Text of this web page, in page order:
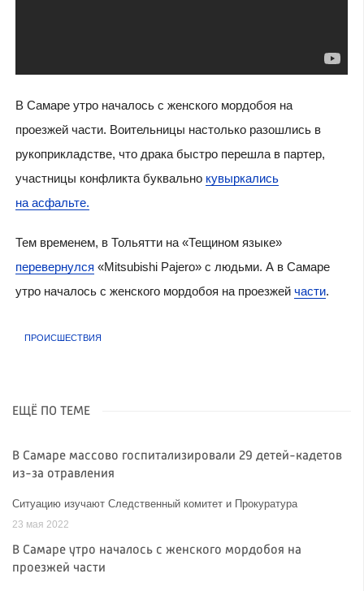
В Самаре утро началось с женского мордобоя на
проезжей части. Воительницы настолько разошлись в
рукоприкладстве, что драка быстро перешла в партер,
участницы конфликта буквально кувыркались
на асфальте.
Тем временем, в Тольятти на «Тещином языке»
перевернулся «Mitsubishi Pajero» с людьми. А в Самаре
утро началось с женского мордобоя на проезжей части.
ПРОИСШЕСТВИЯ
ЕЩЁ ПО ТЕМЕ
В Самаре массово госпитализировали 29 детей-кадетов
из-за отравления
Ситуацию изучают Следственный комитет и Прокуратура
23 мая 2022
В Самаре утро началось с женского мордобоя на
проезжей части